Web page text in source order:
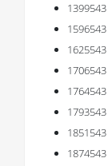
1399543
1596543
1625543
1706543
1764543
1793543
1851543
1874543